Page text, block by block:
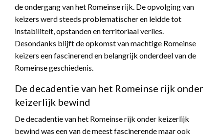
de ondergang van het Romeinse rijk. De opvolging van
keizers werd steeds problematischer en leidde tot
instabiliteit, opstanden en territoriaal verlies.
Desondanks blijft de opkomst van machtige Romeinse
keizers een fascinerend en belangrijk onderdeel van de
Romeinse geschiedenis.
De decadentie van het Romeinse rijk onder
keizerlijk bewind
De decadentie van het Romeinse rijk onder keizerlijk
bewind was een van de meest fascinerende maar ook